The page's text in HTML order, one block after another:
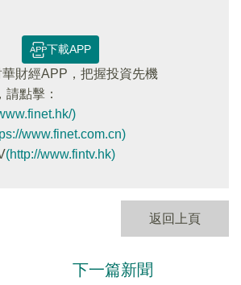
下載APP
財經APP，把握投資先機
點擊：
)
www.finet.com.cn)
(http://www.fintv.hk)
返回上頁
下一篇新聞